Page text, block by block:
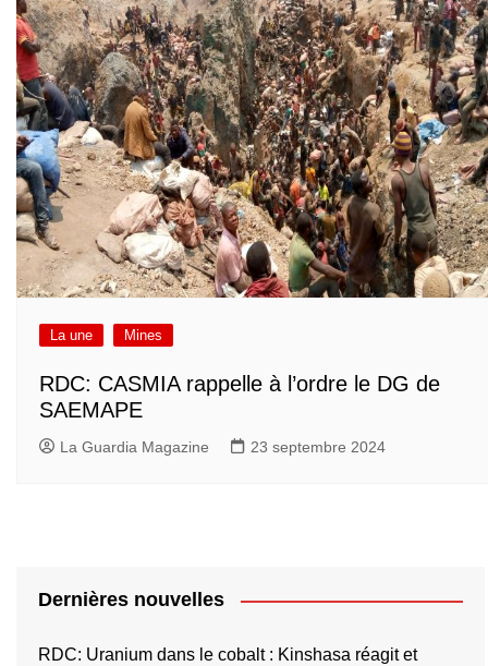
La une Mines
RDC: CASMIA rappelle à l’ordre le DG de
SAEMAPE
La Guardia Magazine 23 septembre 2024
Dernières nouvelles
RDC: Uranium dans le cobalt : Kinshasa réagit et